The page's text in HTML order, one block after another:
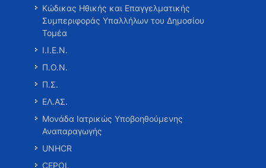
Κώδικας Ηθικής και Επαγγελματικής
Συμπεριφοράς Υπαλλήλων του Δημοσίου
Τομέα
Ι.Ι.Ε.Ν.
Π.Ο.Ν.
Π.Σ.
ΕΛ.ΑΣ.
Μονάδα Ιατρικώς Υποβοηθούμενης
Αναπαραγωγής
UNHCR
CEPOL